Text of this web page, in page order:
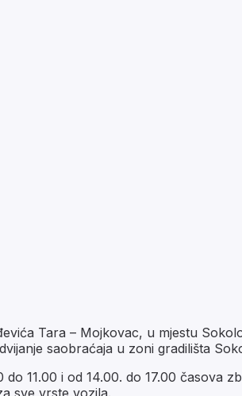
Tara – Mojkovac, u mjestu
saobraćaja u zoni gradilišta
11.00 i od 14.00. do 17.00
sve vrste vozila.